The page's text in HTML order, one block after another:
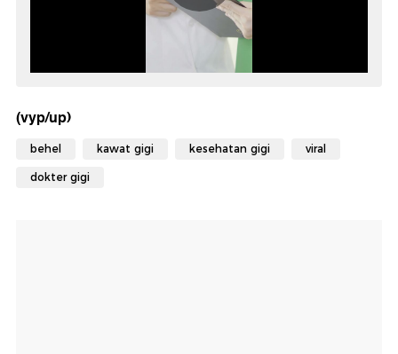
(vyp/up)
behel kawat gigi kesehatan gigi viral
dokter gigi